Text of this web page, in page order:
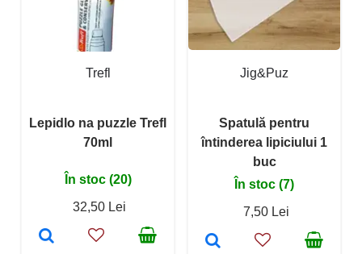
Trefl
Lepidlo na puzzle Trefl
70ml
În stoc (20)
32,50 Lei
Jig&Puz
Spatulă pentru
întinderea lipiciului 1
buc
În stoc (7)
7,50 Lei